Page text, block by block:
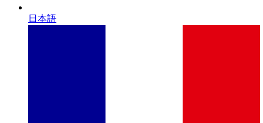
日本語